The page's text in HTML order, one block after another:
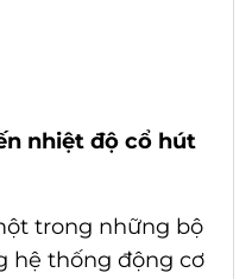
nhiệt độ cổ hút
trong những bộ
hệ thống động cơ